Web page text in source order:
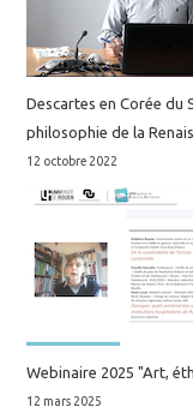
Descartes en Corée du
philosophie de la
12 octobre 2022
Webinaire 2025 "Art,
12 mars 2025